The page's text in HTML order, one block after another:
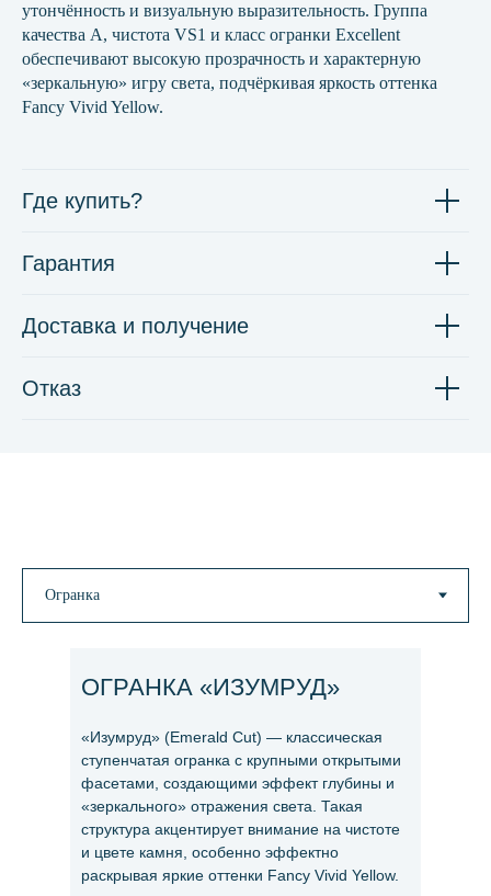
утончённость и визуальную выразительность. Группа
качества А, чистота VS1 и класс огранки Excellent
обеспечивают высокую прозрачность и характерную
«зеркальную» игру света, подчёркивая яркость оттенка
Fancy Vivid Yellow.
Где купить?
Гарантия
Доставка и получение
Отказ
«Изумруд» (Emerald Cut) — классическая
ступенчатая огранка с крупными открытыми
фасетами, создающими эффект глубины и
«зеркального» отражения света. Такая
структура акцентирует внимание на чистоте
и цвете камня, особенно эффектно
раскрывая яркие оттенки Fancy Vivid Yellow.
ОГРАНКА «ИЗУМРУД»